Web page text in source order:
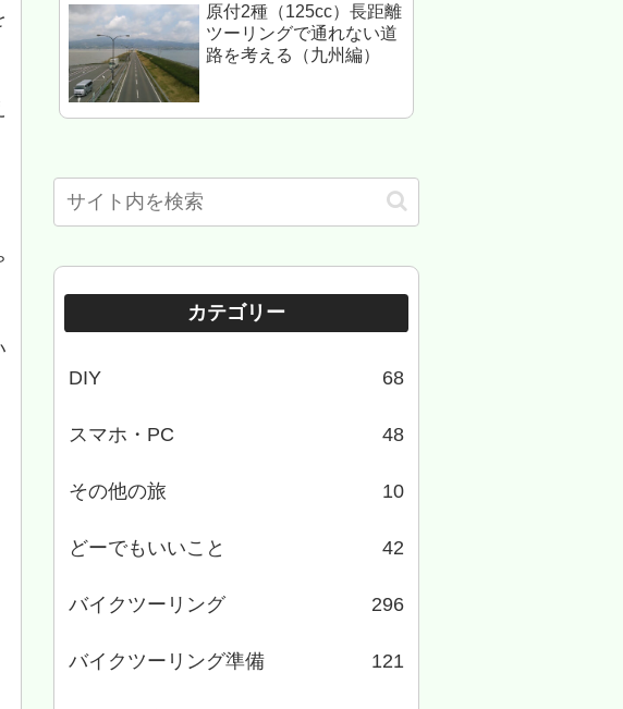
原付2種（125cc）長距離
ツーリングで通れない道
路を考える（九州編）
カテゴリー
DIY 68
スマホ・PC 48
その他の旅 10
どーでもいいこと 42
バイクツーリング 296
バイクツーリング準備 121